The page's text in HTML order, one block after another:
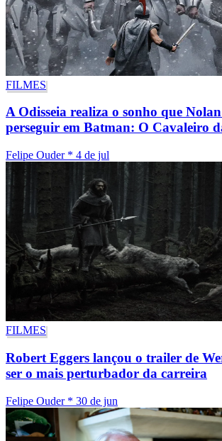
FILMES
A Odisseia realiza o sonho que
perseguir em Batman: O Cavaleiro
Felipe Ouder * 4 de jul
FILMES
Robert Eggers lançou o trailer de
ser o mais perturbador da carreira
Felipe Ouder * 30 de jun